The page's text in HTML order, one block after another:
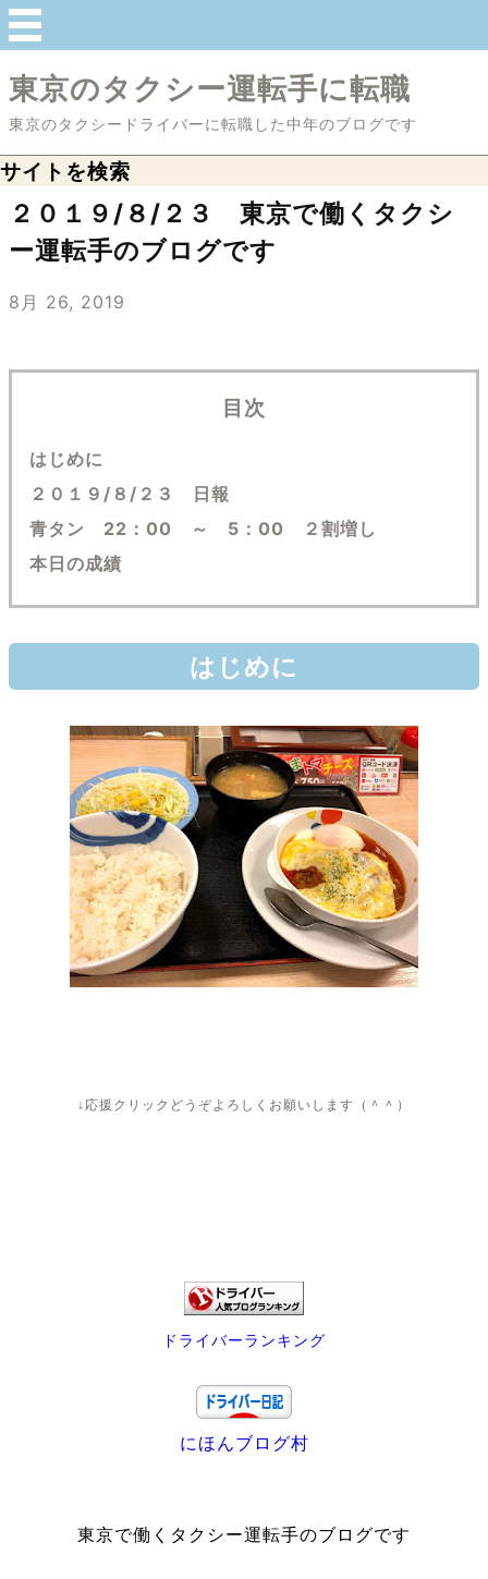
東京のタクシー運転手に転職
東京のタクシードライバーに転職した中年のブログです
サイトを検索
２０１９/８/２３ 東京で働くタクシ
ー運転手のブログです
8月 26, 2019
目次
はじめに
２０１９/８/２３ 日報
青タン 22：00 ～ 5：00 ２割増し
本日の成績
はじめに
↓応援クリックどうぞよろしくお願いします（＾＾）
ドライバーランキング
にほんブログ村
東京で働くタクシー運転手のブログです